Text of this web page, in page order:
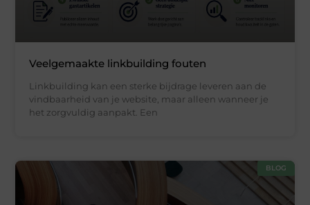
Veelgemaakte linkbuilding fouten
Linkbuilding kan een sterke bijdrage leveren aan de
vindbaarheid van je website, maar alleen wanneer je
het zorgvuldig aanpakt. Een
BLOG